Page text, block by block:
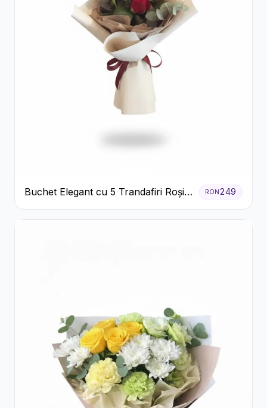
Buchet Elegant cu 5 Trandafiri Roșii
și Eucalipt
RON249